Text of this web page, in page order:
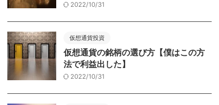
2022/10/31
仮想通貨投資
仮想通貨の銘柄の選び方【僕はこの方
法で利益出した】
2022/10/31